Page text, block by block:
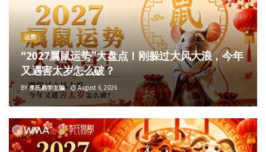
运势
“2027属鼠运势”大盘点！刚躲过大风大浪，今年
又遇害太岁怎么破？
BY 李氏易学主编 August 6, 2026